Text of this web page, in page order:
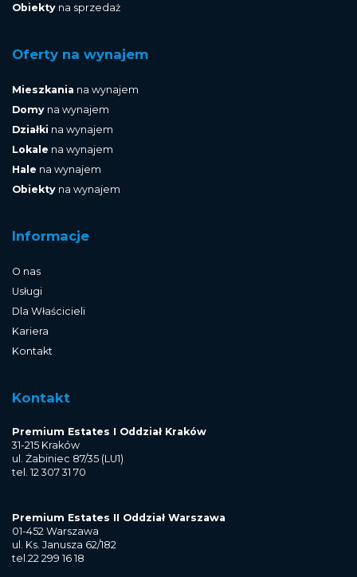
Obiekty na sprzedaż
Oferty na wynajem
Mieszkania na wynajem
Domy na wynajem
Działki na wynajem
Lokale na wynajem
Hale na wynajem
Obiekty na wynajem
Informacje
O nas
Usługi
Dla Właścicieli
Kariera
Kontakt
Kontakt
Premium Estates I Oddział Kraków
31-215 Kraków
ul. Żabiniec 87/35 (LU1)
tel. 12 307 31 70
Premium Estates II Oddział Warszawa
01-452 Warszawa
ul. Ks. Janusza 62/182
tel.22 299 16 18